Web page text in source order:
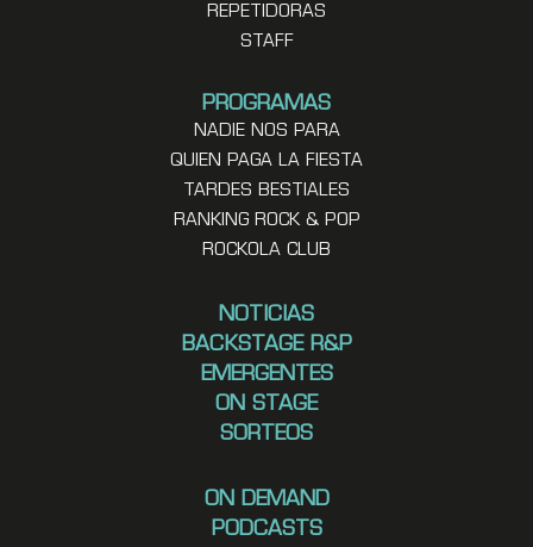
REPETIDORAS
STAFF
PROGRAMAS
NADIE NOS PARA
QUIEN PAGA LA FIESTA
TARDES BESTIALES
RANKING ROCK & POP
ROCKOLA CLUB
NOTICIAS
BACKSTAGE R&P
EMERGENTES
ON STAGE
SORTEOS
ON DEMAND
PODCASTS